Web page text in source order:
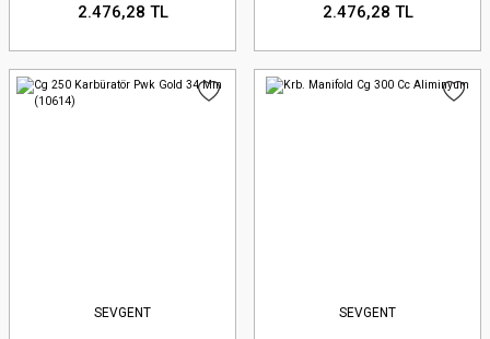
2.476,28 TL 2.476,28 TL
SEVGENT SEVGENT